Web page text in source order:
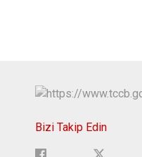
Bizi Takip Edin